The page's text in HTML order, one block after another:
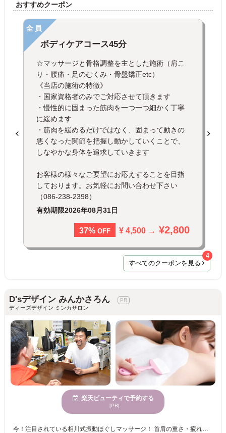
おすすめクーポン
全員
ボディケアコース45分
☆マッサージと骨格調整を主とした施術（肩こ
り・腰痛・足のむくみ・骨盤矯正etc）
《当店の施術の特徴》
・国家資格者のみでご対応させて頂きます
・慢性的に固まった筋肉を一つ一つ細かく丁寧
に緩めます
・筋肉を緩めるだけではなく、固まって動きの
悪くなった関節を把握し動かしていくことで、
しなやかな身体を追求していきます
お客様の様々なご要望にお応えすることを目指
しております。お気軽にお問い合わせ下さい
（086-238-2398）
有効期限2026年08月31日
37% OFF ¥ 4,500 → ¥2,800
すべてのクーポンを見る
4
D'sデザイン みんかさろん
ディーズデザイン ミンカサロン
楽天ビューティで予約する
[PR]
今！注目されている相川式振動ほぐしマッサージ！ 首肩の重さ・疲れ・体のこわばりを振動を使って全身を緩める施術です。 【40～50歳代女性に人気】肩こり・腰の重さ・疲れが抜けない方へ デスクワークや家事、年齢による体の変化で肩こりや腰の重さを緩め毎日を少し楽に過ごせる体づくりを目指します。 一度！癒されてみては如何でしょうか？ ■1日5名様のみ完全予約制でお受けいたしております。 完全個室なので他のお客様とは顔を合わせる事は御座いません。 ※東京での施術は【振動ほぐしマッサージ】と【立体式垢すり＆全身泡泡トリートメント】のみとさせて頂いております。 マニアック℃ NO1だからこそ満足できる施術をさせて頂いております。 40～50歳代女性のお客様に多くご利用頂いています。 当サロンは名前の通り「隠れ家」的§みんかさろん§ お気軽にお問い合わせ下さい。 ※営業時間外での電話問い合わせにはご対応できかねます。 ※営業時間内での電話対応はPM13時から21時迄とさせて頂いております。